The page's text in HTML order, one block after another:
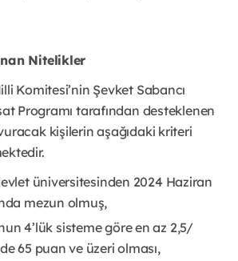
Nitelikler
Komitesi’nin Şevket Sabancı
Programı tarafından desteklenen
kişilerin aşağıdaki kriteri
üniversitesinden 2024 Haziran
mezun olmuş,
4’lük sisteme göre en az 2,5/
65 puan ve üzeri olması,